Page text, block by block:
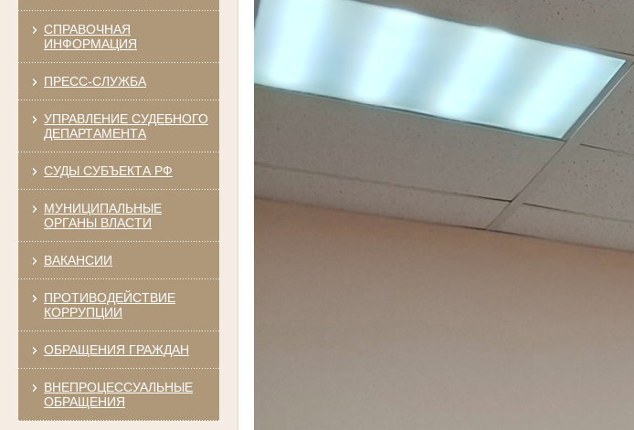
СПРАВОЧНАЯ
ИНФОРМАЦИЯ
ПРЕСС-СЛУЖБА
УПРАВЛЕНИЕ СУДЕБНОГО
ДЕПАРТАМЕНТА
СУДЫ СУБЪЕКТА РФ
МУНИЦИПАЛЬНЫЕ
ОРГАНЫ ВЛАСТИ
ВАКАНСИИ
ПРОТИВОДЕЙСТВИЕ
КОРРУПЦИИ
ОБРАЩЕНИЯ ГРАЖДАН
ВНЕПРОЦЕССУАЛЬНЫЕ
ОБРАЩЕНИЯ